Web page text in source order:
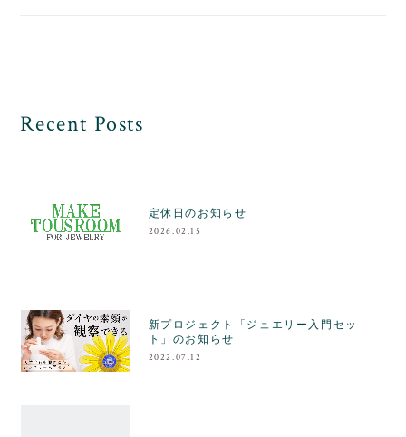
Recent Posts
定休日のお知らせ
2026.02.15
新プロジェクト「ジュエリー入門セッ
ト」のお知らせ
2022.07.12